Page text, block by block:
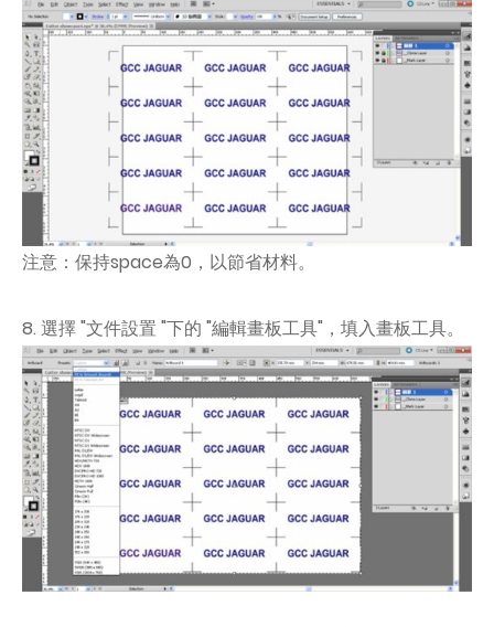
注意：保持space為0，以節省材料。
8. 選擇 "文件設置 "下的 "編輯畫板工具"，填入畫板工具。